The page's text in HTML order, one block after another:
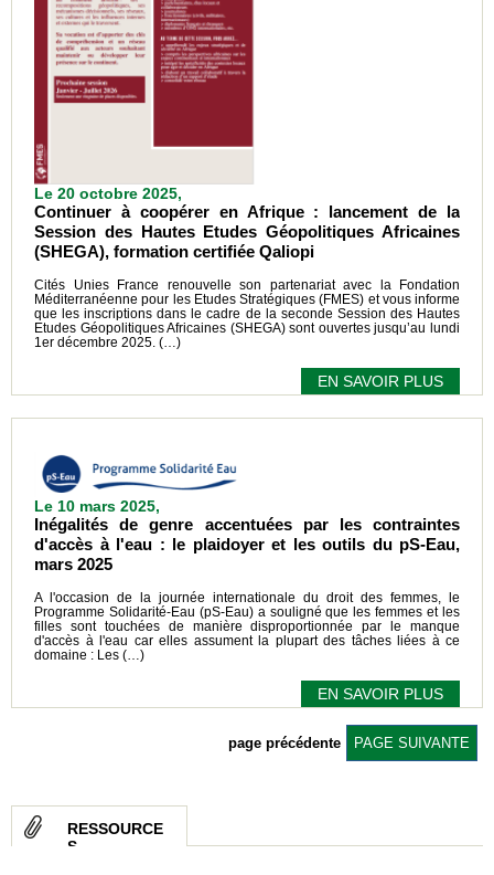
Le 20 octobre 2025,
Continuer à coopérer en Afrique : lancement de la
Session des Hautes Etudes Géopolitiques Africaines
(SHEGA), formation certifiée Qaliopi
Cités Unies France renouvelle son partenariat avec la Fondation
Méditerranéenne pour les Etudes Stratégiques (FMES) et vous informe
que les inscriptions dans le cadre de la seconde Session des Hautes
Etudes Géopolitiques Africaines (SHEGA) sont ouvertes jusqu’au lundi
1er décembre 2025. (…)
EN SAVOIR PLUS
Le 10 mars 2025,
Inégalités de genre accentuées par les contraintes
d'accès à l'eau : le plaidoyer et les outils du pS-Eau,
mars 2025
A l'occasion de la journée internationale du droit des femmes, le
Programme Solidarité-Eau (pS-Eau) a souligné que les femmes et les
filles sont touchées de manière disproportionnée par le manque
d'accès à l'eau car elles assument la plupart des tâches liées à ce
domaine : Les (…)
EN SAVOIR PLUS
page précédente PAGE SUIVANTE
RESSOURCE
S